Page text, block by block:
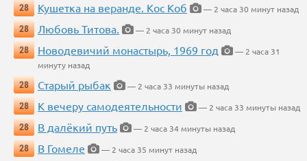
28 Кушетка на веранде. Кос Коб
— 2 часа 30 минут назад
28
Любовь Титова.
— 2 часа 30 минут назад
28
Новодевичий монастырь, 1969 год
— 2 часа 31
минуту назад
28
Старый рыбак
— 2 часа 33 минуты назад
28
К вечеру самодеятельности
— 2 часа 33 минуты назад
28
В далёкий путь
— 2 часа 34 минуты назад
28
В Гомеле
— 2 часа 35 минут назад